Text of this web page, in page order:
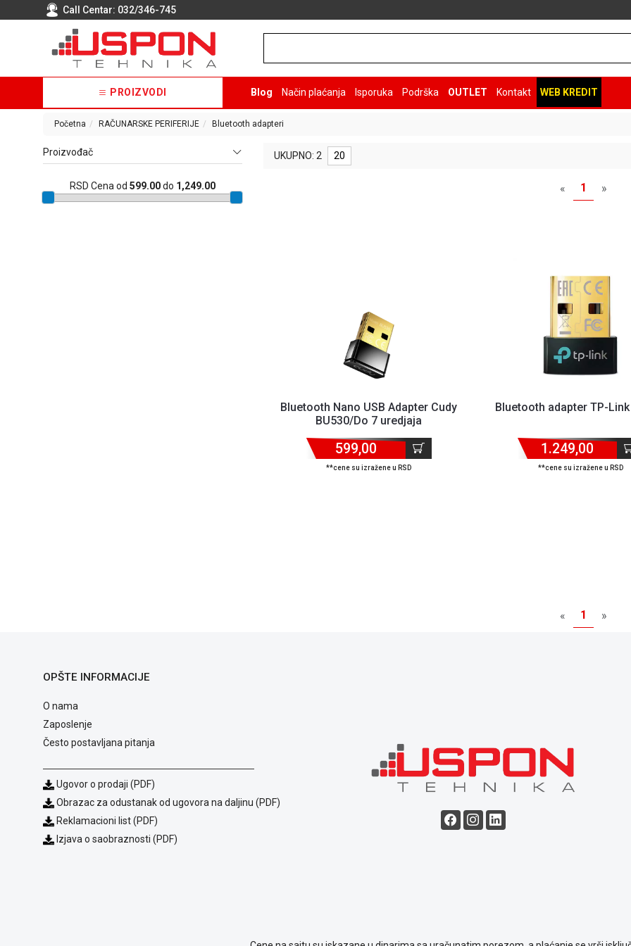
Call Centar: 032/346-745
PROIZVODI Blog Način plaćanja Isporuka Podrška OUTLET Kontakt WEB KREDIT
Početna RAČUNARSKE PERIFERIJE Bluetooth adapteri
Proizvođač
RSD Cena od 599.00do 1,249.00
UKUPNO: 2 20
« 1 »
Bluetooth Nano USB Adapter Cudy
BU530/Do 7 uredjaja
599,00
**cene su izražene u RSD
Bluetooth adapter TP-Link
1.249,00
**cene su izražene u RSD
« 1 »
OPŠTE INFORMACIJE
O nama
Zaposlenje
Često postavljana pitanja
Ugovor o prodaji (PDF)
Obrazac za odustanak od ugovora na daljinu (PDF)
Reklamacioni list (PDF)
Izjava o saobraznosti (PDF)